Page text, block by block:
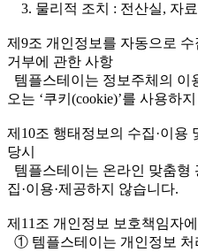
3. 물리적 조치 : 전산실, 자
제9조 개인정보를 자동으로
거부에 관한 사항
템플스테이는 정보주체의 이
오는 ‘쿠키(cookie)’를 사용하
제10조 행태정보의 수집·이용
당시
템플스테이는 온라인 맞춤형
집·이용·제공하지 않습니다.
제11조 개인정보 보호책임자
① 템플스테이는 개인정보 처